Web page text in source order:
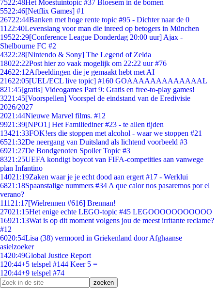
7522:48Het Moestuintopic #37 Bloesem in de bomen
5522:46[Netflix Games] #1
26722:44Banken met hoge rente topic #95 - Dichter naar de 0
11 22:40Levenslang voor man die inreed op betogers in München
19522:29[Conference League Donderdag 20:00 uur] Ajax -
Shelbourne FC #2
4322:28[Nintendo & Sony] The Legend of Zelda
18022:22Post hier zo vaak mogelijk om 22:22 uur #76
24622:12Afbeeldingen die je gemaakt hebt met AI
21622:05[UEL/ECL live topic] #160 GOAAAAAAAAAAAAAL
821:45[gratis] Videogames Part 9: Gratis en free-to-play games!
3221:45[Voorspellen] Voorspel de eindstand van de Eredivisie
2026/2027
2021:44Nieuwe Marvel films. #12
9921:39[NPO1] Het Familiediner #23 - te allen tijden
13421:33FOK!ers die stoppen met alcohol - waar we stoppen #21
6521:32De neergang van Duitsland als lichtend voorbeeld #3
6921:27De Bondgenoten Spoiler Topic #3
8321:25UEFA kondigt boycot van FIFA-competities aan vanwege
plan Infantino
14021:19Zaken waar je je echt dood aan ergert #17 - Werklui
6821:18Spaanstalige nummers #34 A que calor nos pasaremos por el
verano?
111 21:17[Wielrennen #616] Brennan!
27021:15Het enige echte LEGO-topic #45 LEGOOOOOOOOOOO
16921:13Wat is op dit moment volgens jou de meest irritante reclame?
#12
6020:54Lisa (38) vermoord in Griekenland door Afghaanse
asielzoeker
1420:49Global Justice Report
1 20:44+5 telspel #144 Keer 5 =
1 20:44+9 telspel #74